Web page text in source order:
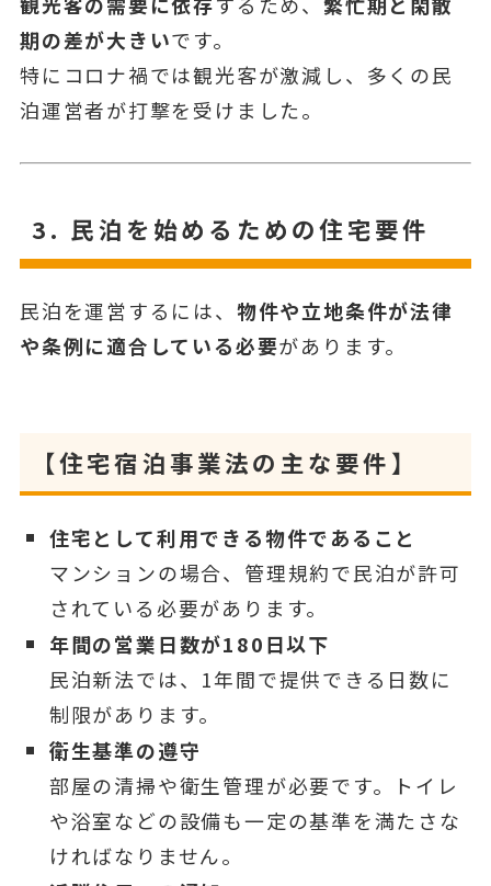
期の差が大きいです。
特にコロナ禍では観光客が激減し、多くの民
泊運営者が打撃を受けました。
3. 民泊を始めるための住宅要件
民泊を運営するには、 物件や立地条件が法律
や条例に適合している必要があります。
【住宅宿泊事業法の主な要件】
住宅として利用できる物件であること
マンションの場合、管理規約で民泊が許可
されている必要があります。
年間の営業日数が180日以下
民泊新法では、1年間で提供できる日数に
制限があります。
衛生基準の遵守
部屋の清掃や衛生管理が必要です。トイレ
や浴室などの設備も一定の基準を満たさな
ければなりません。